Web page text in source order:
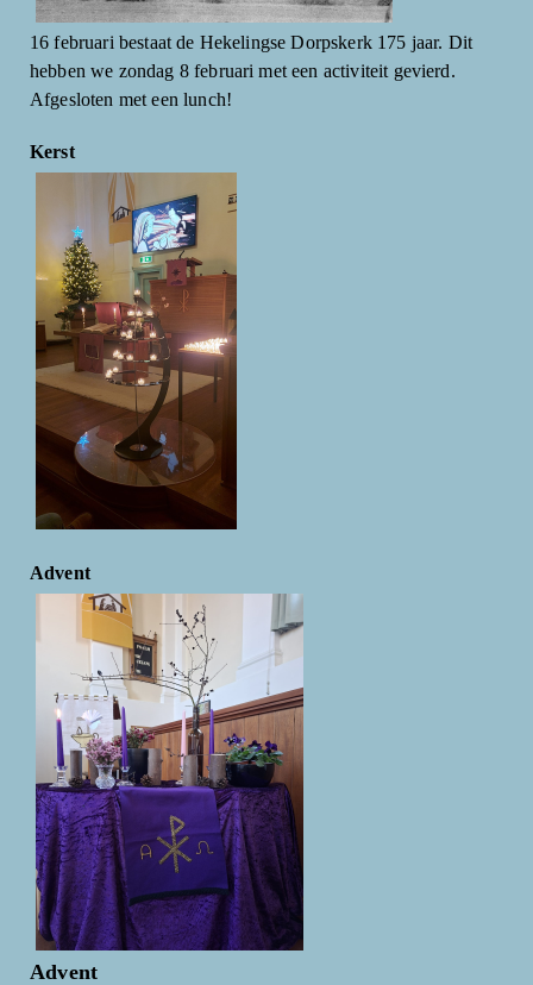
16 februari bestaat de Hekelingse Dorpskerk 175 jaar. Dit
hebben we zondag 8 februari met een activiteit gevierd.
Afgesloten met een lunch!
Kerst
Advent
Advent